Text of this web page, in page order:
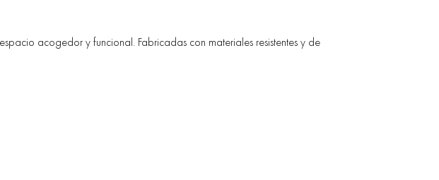
acogedor y funcional. Fabricadas con materiales resistentes y de